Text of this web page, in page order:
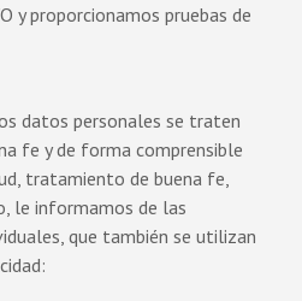
y proporcionamos pruebas de
datos personales se traten
fe y de forma comprensible
tratamiento de buena fe,
le informamos de las
que también se utilizan